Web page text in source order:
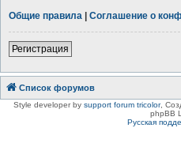
Общие правила | Соглашение о
Регистрация
Список форумов
Style developer by support forum tricolor,
phpBB
Русская